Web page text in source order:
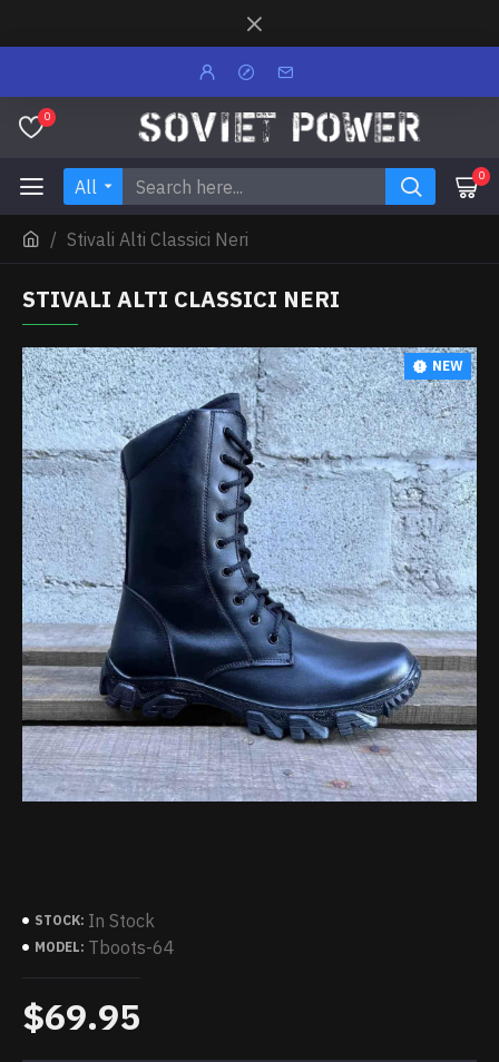
0
All 0
Stivali Alti Classici Neri
STIVALI ALTI CLASSICI NERI
NEW
STOCK: In Stock
MODEL: Tboots-64
$69.95